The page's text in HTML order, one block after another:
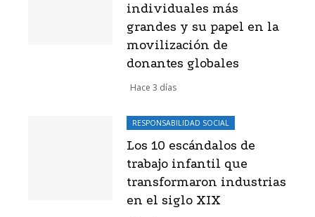
individuales más
grandes y su papel en la
movilización de
donantes globales
Hace 3 días
RESPONSABILIDAD SOCIAL
Los 10 escándalos de
trabajo infantil que
transformaron industrias
en el siglo XIX